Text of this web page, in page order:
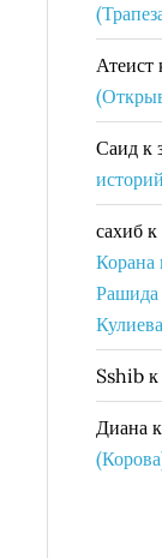
Атеист
Саид к
сахиб к
Корана
Рашида
Sshib к
Диана